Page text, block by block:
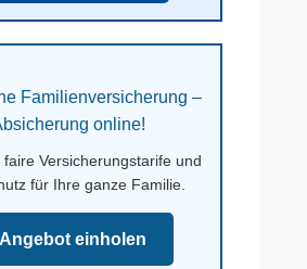
Familienversicherung –
online!
faire Versicherungstarife und
für Ihre ganze Familie.
einholen